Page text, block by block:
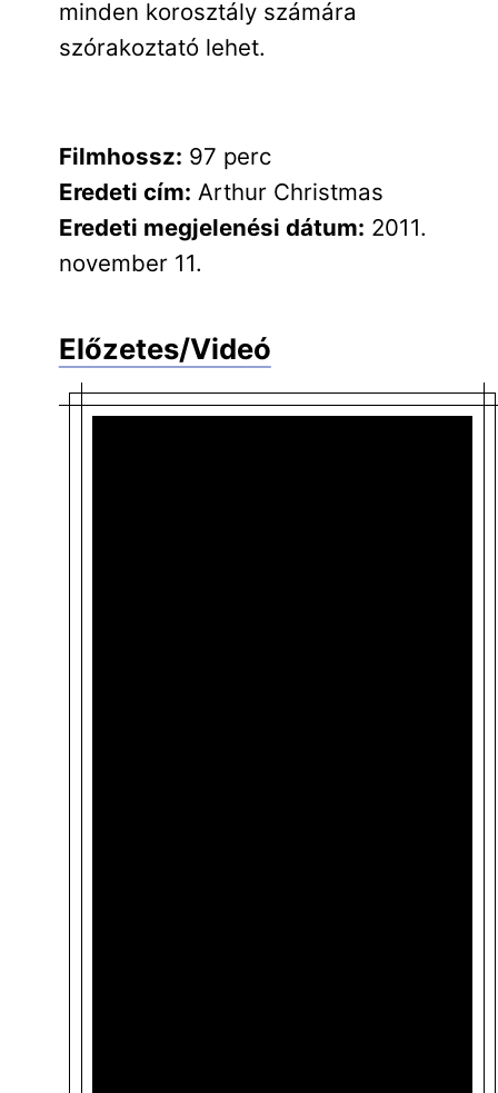
minden korosztály számára
szórakoztató lehet.
Filmhossz: 97 perc
Eredeti cím: Arthur Christmas
Eredeti megjelenési dátum: 2011.
november 11.
Előzetes/Videó